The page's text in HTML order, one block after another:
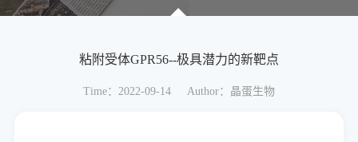
粘附受体GPR56--极具潜力的新靶点
Time：2022-09-14 Author：晶蛋生物